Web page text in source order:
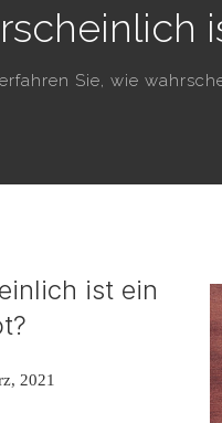
Sie, wie
ist ein
2021